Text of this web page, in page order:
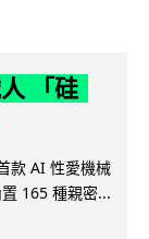
「硅
款 AI 性愛機械
165 種親密...